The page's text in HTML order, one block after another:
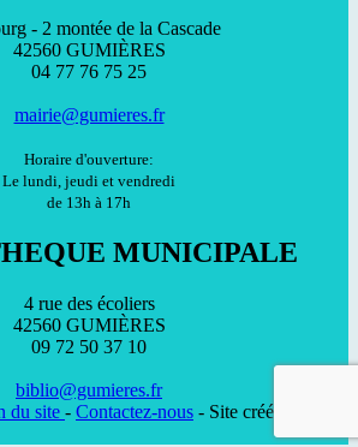
- 2 montée de la Cascade
42560 GUMIÈRES
04 77 76 75 25
mairie@gumieres.fr
Horaire d'ouverture:
Le lundi, jeudi et vendredi
de 13h à 17h
MUNICIPALE
4 rue des écoliers
42560 GUMIÈRES
09 72 50 37 10
biblio@gumieres.fr
du site - Contactez-nous - Site créé par